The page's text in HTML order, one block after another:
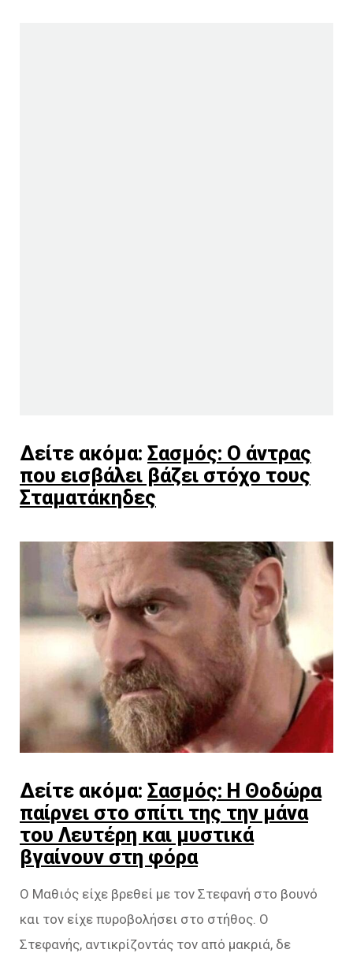
Δείτε ακόμα: Σασμός: Ο άντρας
που εισβάλει βάζει στόχο τους
Σταματάκηδες
Δείτε ακόμα: Σασμός: Η Θοδώρα
παίρνει στο σπίτι της την μάνα
του Λευτέρη και μυστικά
βγαίνουν στη φόρα
Ο Μαθιός είχε βρεθεί με τον Στεφανή στο βουνό
και τον είχε πυροβολήσει στο στήθος. Ο
Στεφανής, αντικρίζοντάς τον από μακριά, δε